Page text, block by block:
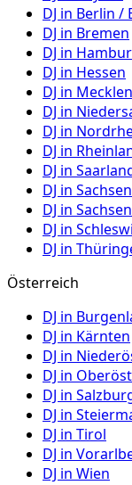
DJ in Berlin /
DJ in Bremen
DJ in
DJ in Hessen
DJ in
DJ in
DJ in
DJ in
DJ in
DJ in Sachsen
DJ in
DJ in
DJ in
Österreich
DJ in
DJ in Kärnten
DJ in
DJ in
DJ in
DJ in
DJ in Tirol
DJ in
DJ in Wien